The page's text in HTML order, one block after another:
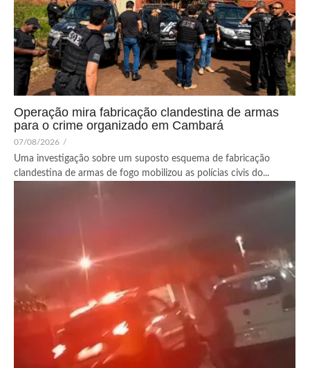
Operação mira fabricação clandestina de armas
para o crime organizado em Cambará
07/08/2026 /
Uma investigação sobre um suposto esquema de fabricação
clandestina de armas de fogo mobilizou as polícias civis do...